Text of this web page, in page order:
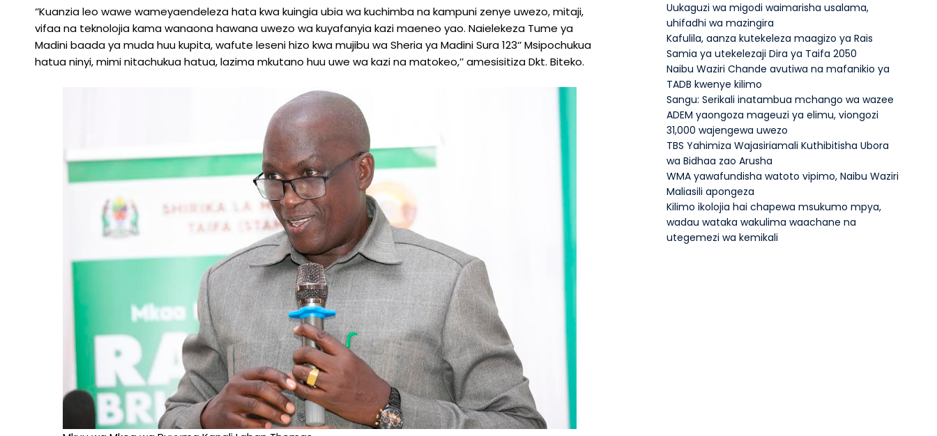
‘’Kuanzia leo wawe wameyaendeleza hata kwa kuingia ubia wa kuchimba na kampuni zenye uwezo, mitaji,
vifaa na teknolojia kama wanaona hawana uwezo wa kuyafanyia kazi maeneo yao. Naielekeza Tume ya
Madini baada ya muda huu kupita, wafute leseni hizo kwa mujibu wa Sheria ya Madini Sura 123‘’ Msipochukua
hatua ninyi, mimi nitachukua hatua, lazima mkutano huu uwe wa kazi na matokeo,’’ amesisitiza Dkt. Biteko.
Uukaguzi wa migodi waimarisha usalama,
uhifadhi wa mazingira
Kafulila, aanza kutekeleza maagizo ya Rais
Samia ya utekelezaji Dira ya Taifa 2050
Naibu Waziri Chande avutiwa na mafanikio ya
TADB kwenye kilimo
Sangu: Serikali inatambua mchango wa wazee
ADEM yaongoza mageuzi ya elimu, viongozi
31,000 wajengewa uwezo
TBS Yahimiza Wajasiriamali Kuthibitisha Ubora
wa Bidhaa zao Arusha
WMA yawafundisha watoto vipimo, Naibu Waziri
Maliasili apongeza
Kilimo ikolojia hai chapewa msukumo mpya,
wadau wataka wakulima waachane na
utegemezi wa kemikali